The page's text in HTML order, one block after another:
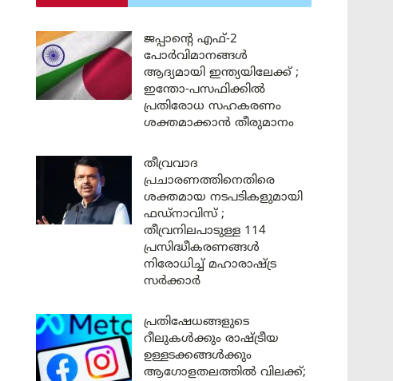
ജപ്പാന്റെ എഫ്-2
പോർവിമാനങ്ങൾ
ആദ്യമായി ഇന്ത്യയിലേക്ക് ;
ഇന്തോ-പസഫിക്കിൽ
പ്രതിരോധ സഹകരണം
ശക്തമാക്കാൻ തീരുമാനം
തീവ്രവാദ
പ്രചാരണത്തിനെതിരെ
ശക്തമായ നടപടികളുമായി
ഫഡ്നാവിസ് ;
തീവ്രനിലപാടുള്ള 114
പ്രസിദ്ധീകരണങ്ങൾ
നിരോധിച്ച് മഹാരാഷ്ട്ര
സർക്കാർ
പ്രതിഷേധങ്ങളുടെ
റീലുകൾക്കും രാഷ്ട്രീയ
ഉള്ളടക്കങ്ങൾക്കും
ആഗോളതലത്തിൽ വിലക്ക്;